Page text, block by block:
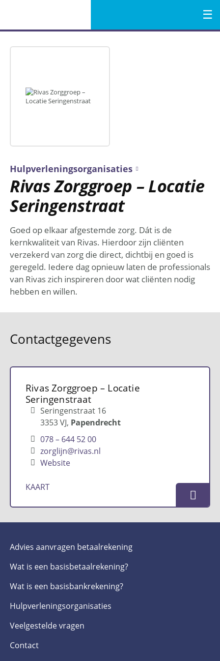
Menu
Hulpverleningsorganisaties
Rivas Zorggroep – Locatie
Seringenstraat
Goed op elkaar afgestemde zorg. Dát is de
kernkwaliteit van Rivas. Hierdoor zijn cliënten
verzekerd van zorg die direct, dichtbij en goed is
geregeld. Iedere dag opnieuw laten de professionals
van Rivas zich inspireren door wat cliënten nodig
hebben en willen.
Contactgegevens
Rivas Zorggroep – Locatie
Seringenstraat
Seringenstraat 16
3353 VJ Papendrecht
078 – 644 52 00
zorglijn@rivas.nl
Website
KAART
Advies aanvragen betaalrekening
Wat is een basis­betaalrekening?
Wat is een basis­bankrekening?
Hulpverlenings­organisaties
Veelgestelde­ vragen
Contact